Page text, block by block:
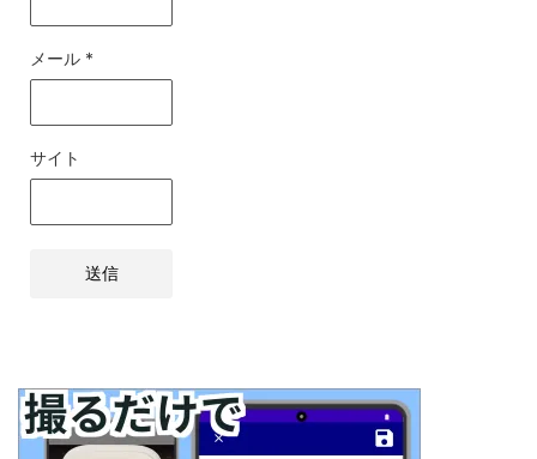
メール *
サイト